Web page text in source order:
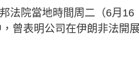
法院當地時間周二（6月16
曾表明公司在伊朗非法開